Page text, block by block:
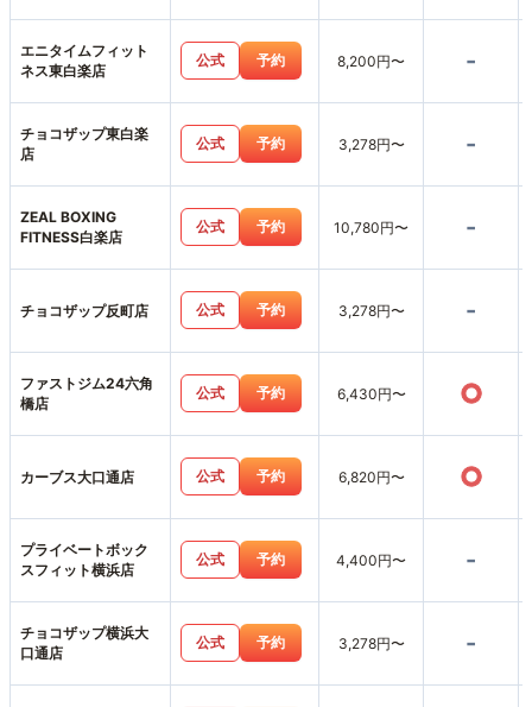
エニタイムフィット
ネス東白楽店
公式 予約 8,200円〜 -
チョコザップ東白楽
店
公式 予約 3,278円〜 -
ZEAL BOXING
FITNESS白楽店
公式 予約 10,780円〜 -
チョコザップ反町店 公式 予約 3,278円〜 -
ファストジム24六角
橋店
公式 予約 6,430円〜 ○
カーブス大口通店 公式 予約 6,820円〜 ○
プライベートボック
スフィット横浜店
公式 予約 4,400円〜 -
チョコザップ横浜大
口通店
公式 予約 3,278円〜 -